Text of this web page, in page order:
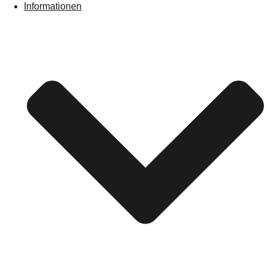
Informationen